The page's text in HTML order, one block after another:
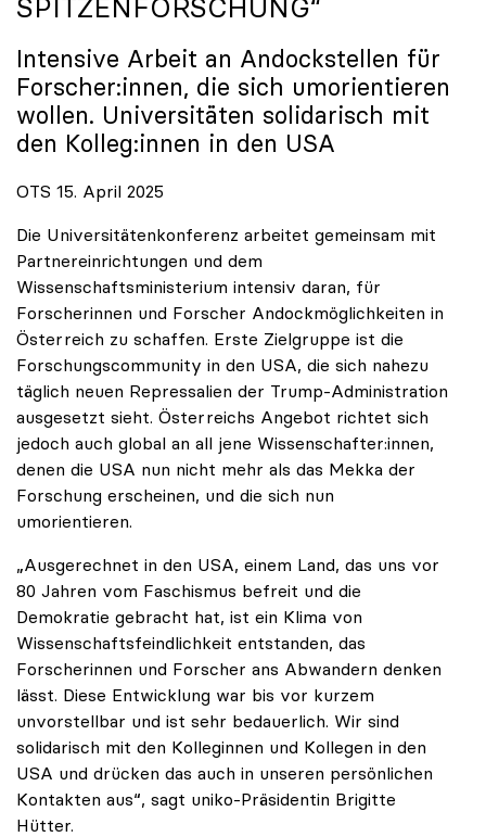
SPITZENFORSCHUNG“
Intensive Arbeit an Andockstellen für
Forscher:innen, die sich umorientieren
wollen. Universitäten solidarisch mit
den Kolleg:innen in den USA
OTS 15. April 2025
Die Universitätenkonferenz arbeitet gemeinsam mit
Partnereinrichtungen und dem
Wissenschaftsministerium intensiv daran, für
Forscherinnen und Forscher Andockmöglichkeiten in
Österreich zu schaffen. Erste Zielgruppe ist die
Forschungscommunity in den USA, die sich nahezu
täglich neuen Repressalien der Trump-Administration
ausgesetzt sieht. Österreichs Angebot richtet sich
jedoch auch global an all jene Wissenschafter:innen,
denen die USA nun nicht mehr als das Mekka der
Forschung erscheinen, und die sich nun
umorientieren.
„Ausgerechnet in den USA, einem Land, das uns vor
80 Jahren vom Faschismus befreit und die
Demokratie gebracht hat, ist ein Klima von
Wissenschaftsfeindlichkeit entstanden, das
Forscherinnen und Forscher ans Abwandern denken
lässt. Diese Entwicklung war bis vor kurzem
unvorstellbar und ist sehr bedauerlich. Wir sind
solidarisch mit den Kolleginnen und Kollegen in den
USA und drücken das auch in unseren persönlichen
Kontakten aus“, sagt uniko-Präsidentin Brigitte
Hütter.